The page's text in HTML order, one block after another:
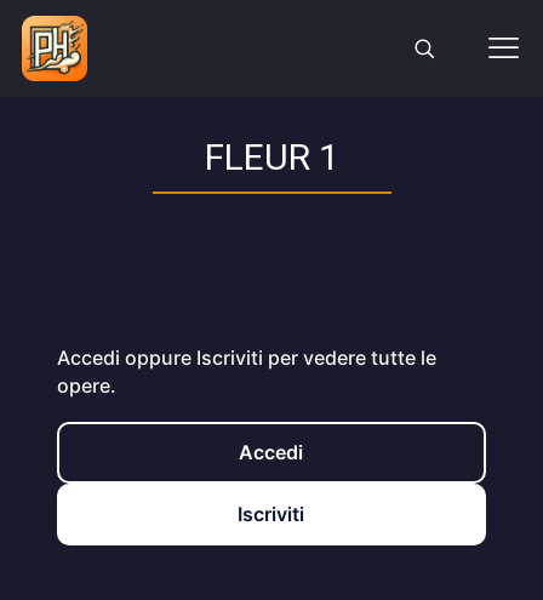
FLEUR 1
Accedi oppure Iscriviti per vedere tutte le
opere.
Accedi
Iscriviti